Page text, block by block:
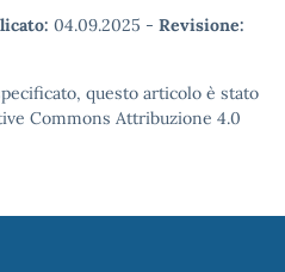
04.09.2025 - Revisione:
questo articolo è stato
Commons Attribuzione 4.0